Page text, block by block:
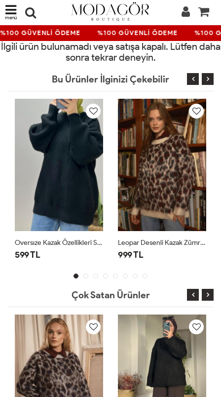
menü
GÜVENLİ ÖDEME %100 GÜVENLİ ÖDEME %100
İlgili ürün bulunamadı veya satışa kapalı. Lütfen daha
sonra tekrar deneyin.
Bu Ürünler İlginizi Çekebilir
Oversıze Kazak Özellikleri Siyah
TL
Leopar Desenli Kazak Zümrüt
999 TL
Çok Satan Ürünler